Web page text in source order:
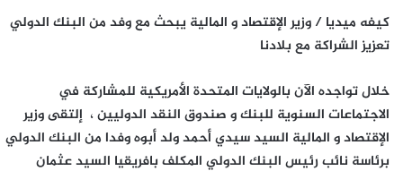
كيفه ميديا / وزير الإقتصاد و المالية يبحث مع وفد من البنك الدولي
تعزيز الشراكة مع بلادنا
خلال تواجده الآن بالولايات المتحدة الأمريكية للمشاركة في
الاجتماعات السنوية للبنك و صندوق النقد الدوليين ، إلتقى وزير
الإقتصاد و المالية السيد سيدي أحمد ولد أبوه وفدا من البنك الدولي
برئاسة نائب رئيس البنك الدولي المكلف بافريقيا السيد عثمان